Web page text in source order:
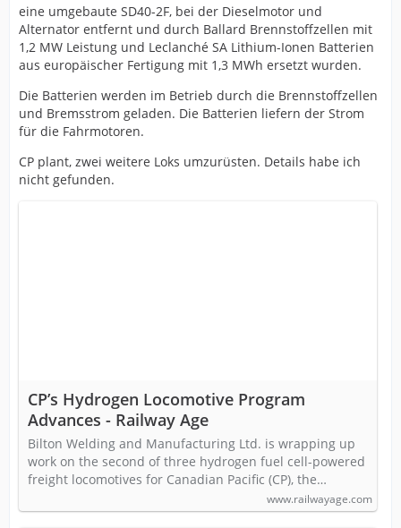
eine umgebaute SD40-2F, bei der Dieselmotor und
Alternator entfernt und durch Ballard Brennstoffzellen mit
1,2 MW Leistung und Leclanché SA Lithium-Ionen Batterien
aus europäischer Fertigung mit 1,3 MWh ersetzt wurden.
Die Batterien werden im Betrieb durch die Brennstoffzellen
und Bremsstrom geladen. Die Batterien liefern der Strom
für die Fahrmotoren.
CP plant, zwei weitere Loks umzurüsten. Details habe ich
nicht gefunden.
CP’s Hydrogen Locomotive Program
Advances - Railway Age
Bilton Welding and Manufacturing Ltd. is wrapping up
work on the second of three hydrogen fuel cell-powered
freight locomotives for Canadian Pacific (CP), the…
www.railwayage.com